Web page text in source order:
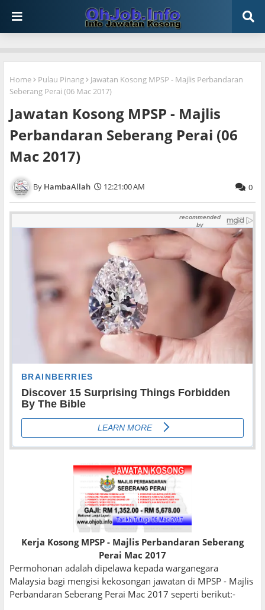
Home Pulau Pinang
Jawatan Kosong MPSP - Majlis Perbandaran
Seberang Perai (06 Mac 2017)
Jawatan Kosong MPSP - Majlis
Perbandaran Seberang Perai (06
Mac 2017)
HambaAllah 12:21:00 AM 0
Kerja Kosong MPSP - Majlis Perbandaran Seberang
Perai Mac 2017
Permohonan adalah dipelawa kepada warganegara
Malaysia bagi mengisi kekosongan jawatan di MPSP - Majlis
Perbandaran Seberang Perai Mac 2017 seperti berikut:-